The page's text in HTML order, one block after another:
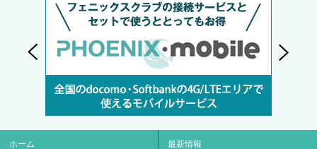
ホーム 最新情報